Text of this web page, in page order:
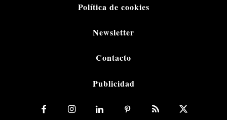
Política de cookies
Newsletter
Contacto
Publicidad